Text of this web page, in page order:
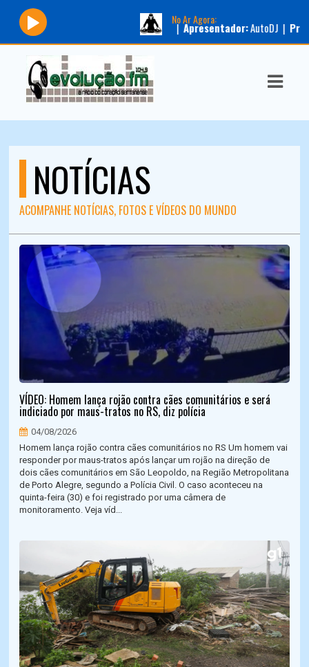
No Ar Agora:
Apresentador:AutoDJ |Programa:
NOTÍCIAS
ACOMPANHE NOTÍCIAS, FOTOS E VÍDEOS DO MUNDO
VÍDEO: Homem lança rojão contra cães comunitários e será
indiciado por maus-tratos no RS, diz polícia
04/08/2026
Homem lança rojão contra cães comunitários no RS Um homem vai
responder por maus-tratos após lançar um rojão na direção de
dois cães comunitários em São Leopoldo, na Região Metropolitana
de Porto Alegre, segundo a Polícia Civil. O caso aconteceu na
quinta-feira (30) e foi registrado por uma câmera de
monitoramento. Veja víd...